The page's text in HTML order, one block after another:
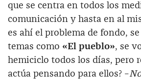
que se centra en todos los
comunicación y hasta en al
es ahí el problema de fondo,
temas como «El pueblo», se
hemiciclo todos los días, pero
actúa pensando para ellos? –